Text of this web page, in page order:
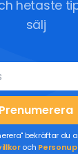
hetaste
sälj
Prenumerera
bekräftar du
och